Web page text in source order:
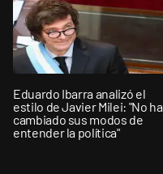
Eduardo Ibarra analizó el
estilo de Javier Milei: "No ha
cambiado sus modos de
entender la política"